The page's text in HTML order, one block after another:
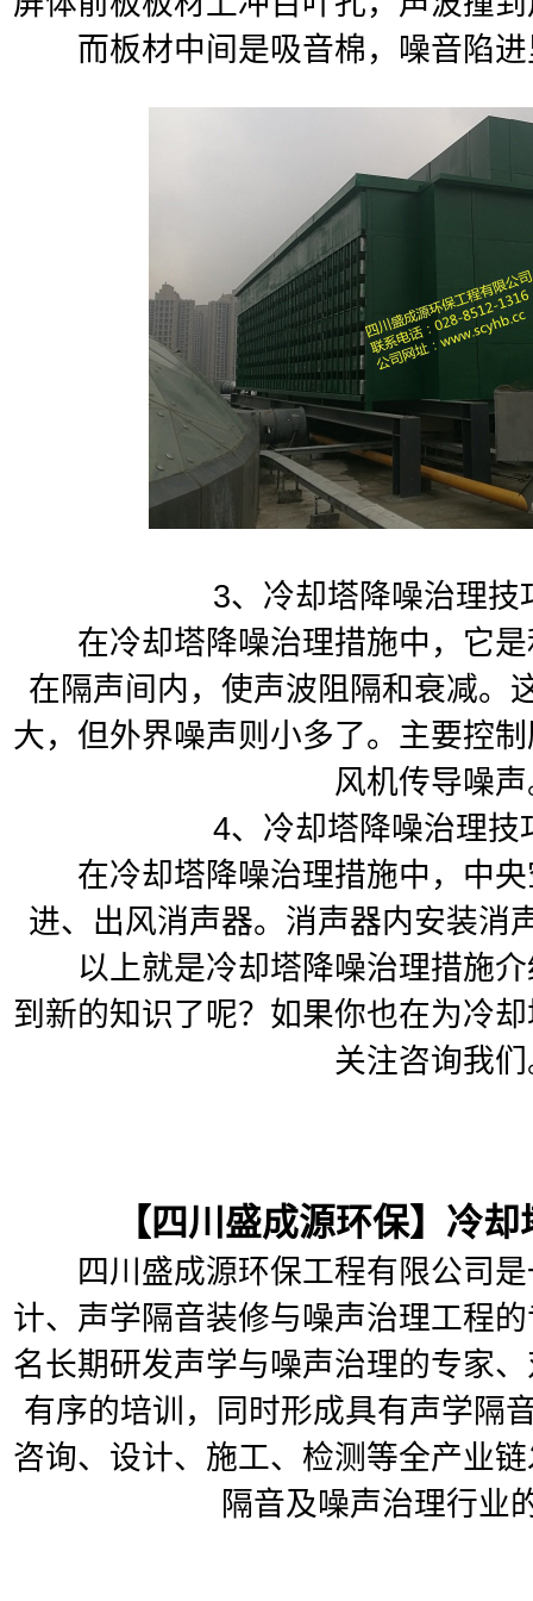
而板材中间是吸音棉，噪音陷
3、冷却塔降噪治理技
在冷却塔降噪治理措施中，它是
在隔声间内，使声波阻隔和衰减。
大，但外界噪声则小多了。主要控
风机传导噪
4、冷却塔降噪治理技
在冷却塔降噪治理措施中，中央
进、出风消声器。消声器内安装消
以上就是冷却塔降噪治理措施介
到新的知识了呢？如果你也在为冷
关注咨询我
【四川盛成源环保】冷却
四川盛成源环保工程有限公司是
计、声学隔音装修与噪声治理工程
名长期研发声学与噪声治理的专家
有序的培训，同时形成具有声学隔
咨询、设计、施工、检测等全产业
隔音及噪声治理行业